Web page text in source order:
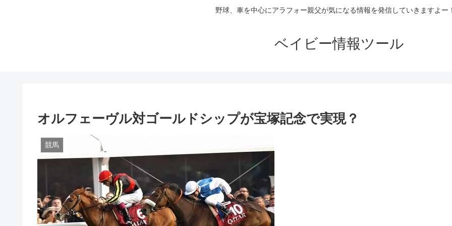
野球、車を中心にアラフォー親父が気になる情報を発信していきますよー
ベイビー情報ツール
オルフェーヴル対ゴールドシップが宝塚記念で実現？
競馬